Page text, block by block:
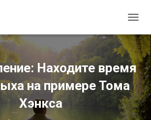
Находите время
на примере Тома
Хэнкса